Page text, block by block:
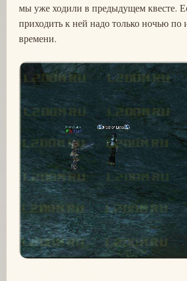
мы уже ходили в предыдущем квесте.
приходить к ней надо только ночью по
времени.